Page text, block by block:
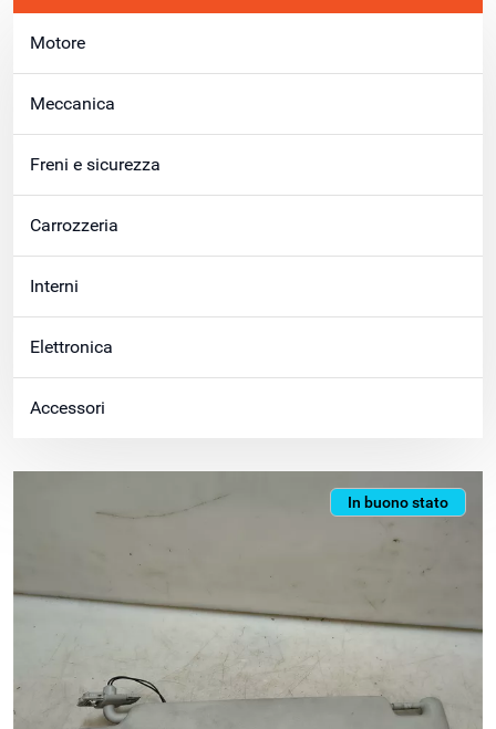
Motore
Meccanica
Freni e sicurezza
Carrozzeria
Interni
Elettronica
Accessori
In buono stato